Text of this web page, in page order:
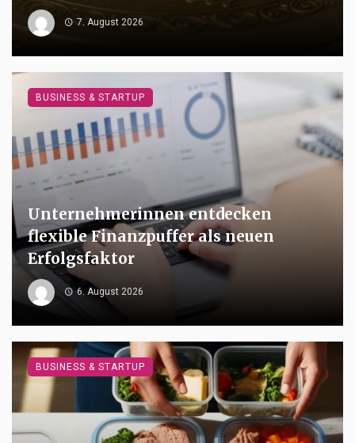
7. August 2026
Unternehmerinnen entdecken
flexible Finanzpuffer als neuen
Erfolgsfaktor
6. August 2026
BUSINESS & STARTUP
BUSINESS & STARTUP